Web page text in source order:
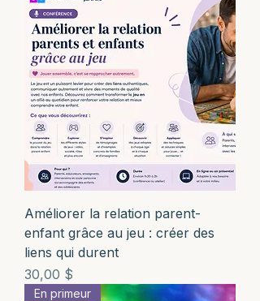
Améliorer la relation parent-
enfant grâce au jeu : créer des
liens qui durent
Prix
30,00 $
En primeur